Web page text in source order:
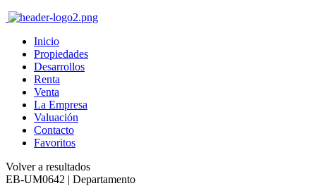
Inicio
Propiedades
Desarrollos
Renta
Venta
La Empresa
Valuación
Contacto
Favoritos
Volver a resultados
EB-UM0642 | Departamento